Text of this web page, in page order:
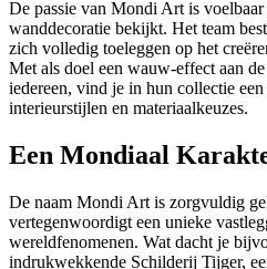
De passie van Mondi Art is
wanddecoratie bekijkt. Het team
zich volledig toeleggen op het
Met als doel een wauw-effect aan
iedereen, vind je in hun collectie
interieurstijlen en materiaalkeuzes.
Een Mondiaal
De naam Mondi Art is zorgvuldig
vertegenwoordigt een unieke
wereldfenomenen. Wat dacht je
indrukwekkende Schilderij Tijger,